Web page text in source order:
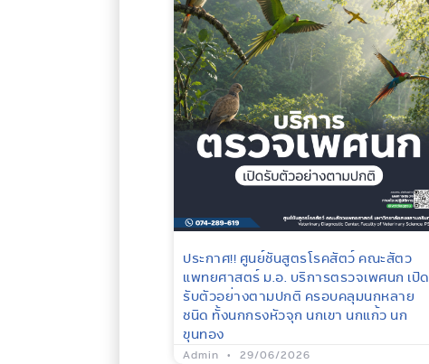
ประกาศ!! ศูนย์ชันสูตรโรคสัตว์ คณะสัตว
แพทยศาสตร์ ม.อ. บริการตรวจเพศนก เปิด
รับตัวอย่างตามปกติ ครอบคลุมนกหลาย
ชนิด ทั้งนกกรงหัวจุก นกเขา นกแก้ว นก
ขุนทอง
Admin 29/06/2026